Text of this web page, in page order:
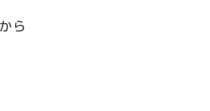
ら